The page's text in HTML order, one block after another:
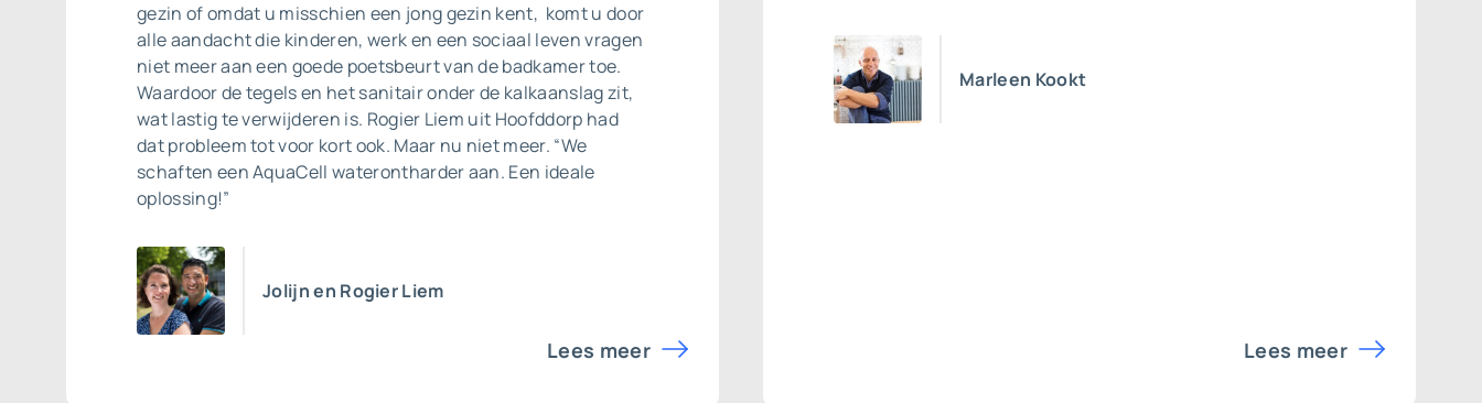
gezin of omdat u misschien een jong gezin kent, komt u door
alle aandacht die kinderen, werk en een sociaal leven vragen
niet meer aan een goede poetsbeurt van de badkamer toe.
Waardoor de tegels en het sanitair onder de kalkaanslag zit,
wat lastig te verwijderen is. Rogier Liem uit Hoofddorp had
dat probleem tot voor kort ook. Maar nu niet meer. “We
schaften een AquaCell waterontharder aan. Een ideale
oplossing!”
Jolijn en Rogier Liem
Lees meer
Marleen Kookt
Lees meer